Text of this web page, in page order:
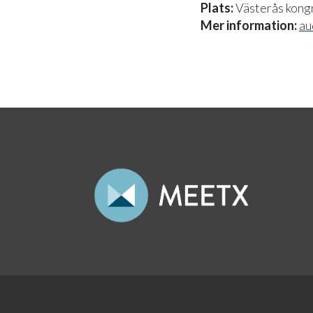
Plats:Västerås
Mer information: